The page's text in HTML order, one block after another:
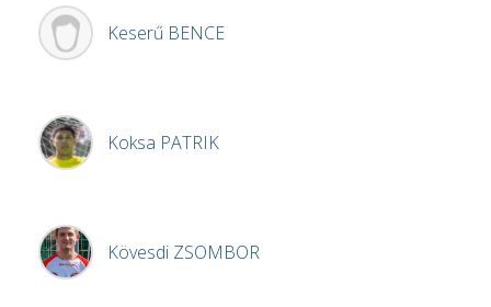
Keserű BENCE
Koksa PATRIK
Kövesdi ZSOMBOR